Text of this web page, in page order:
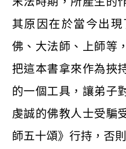
其原因在於當今出
佛、大法師、上師等
把這本書拿來作為挾
的一個工具，讓弟子
虔誠的佛教人士受騙
師五十頌》行持，否